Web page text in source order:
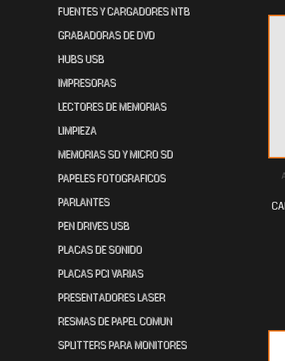
FUENTES Y CARGADORES NTB
GRABADORAS DE DVD
HUBS USB
IMPRESORAS
LECTORES DE MEMORIAS
LIMPIEZA
MEMORIAS SD Y MICRO SD
PAPELES FOTOGRAFICOS
PARLANTES
PEN DRIVES USB
PLACAS DE SONIDO
PLACAS PCI VARIAS
PRESENTADORES LASER
RESMAS DE PAPEL COMUN
SPLITTERS PARA MONITORES